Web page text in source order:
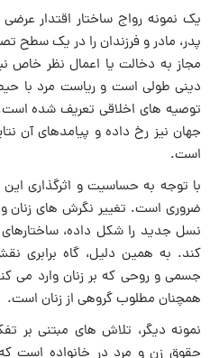
یک نمونه رواج ساختار اقتدار
پدر، مادر و فرزندان را در یک
مجاز به دخالت یا اعمال نظر خاص
دینی طولی است و ریاست مرد با
توصیه های اخلاقی تعریف شده است.
جهان نیز رخ داده و پیامدهای آن
است.
با توجه به حساسیت و اثرگذاری
ضروری است. تغییر نگرش های زنان و
نسل جدید را شکل داده،
کند. به همین دلیل، گاه برابری
جسمی و روحی که بر زنان وارد می
همچنان مطلوب گروهی از زنان است.
نمونه دیگر، تلاش های مبتنی بر
حقوق زن و مرد در خانواده است